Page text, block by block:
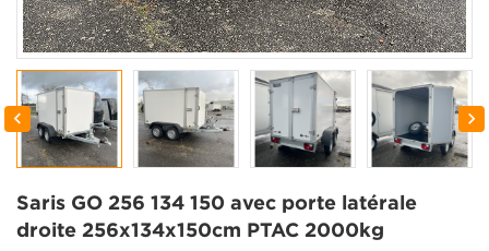
 
Saris GO 256 134 150 avec porte latérale
droite 256x134x150cm PTAC 2000kg